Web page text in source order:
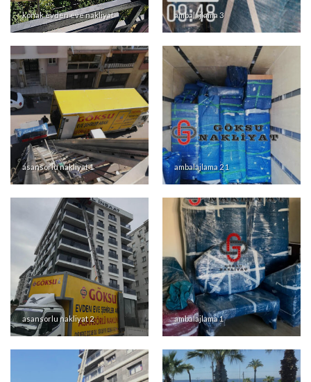
konak evden eve nakliyat ambalajlama 3
asansorlu nakliyat 1 ambalajlama 2 1